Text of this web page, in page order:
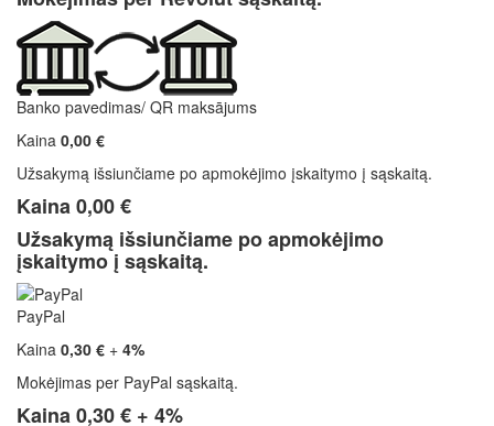
Banko pavedimas/ QR maksājums
Kaina 0,00 €
Užsakymą išsiunčiame po apmokėjimo įskaitymo į sąskaitą.
Kaina0,00 €
Užsakymą išsiunčiame po apmokėjimo
įskaitymo į sąskaitą.
PayPal
Kaina 0,30 € + 4%
Mokėjimas per PayPal sąskaitą.
Kaina0,30 € + 4%